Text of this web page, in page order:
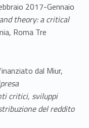
2017-Gennaio
theory: a critical
Roma Tre
dal Miur,
critici, sviluppi
del reddito